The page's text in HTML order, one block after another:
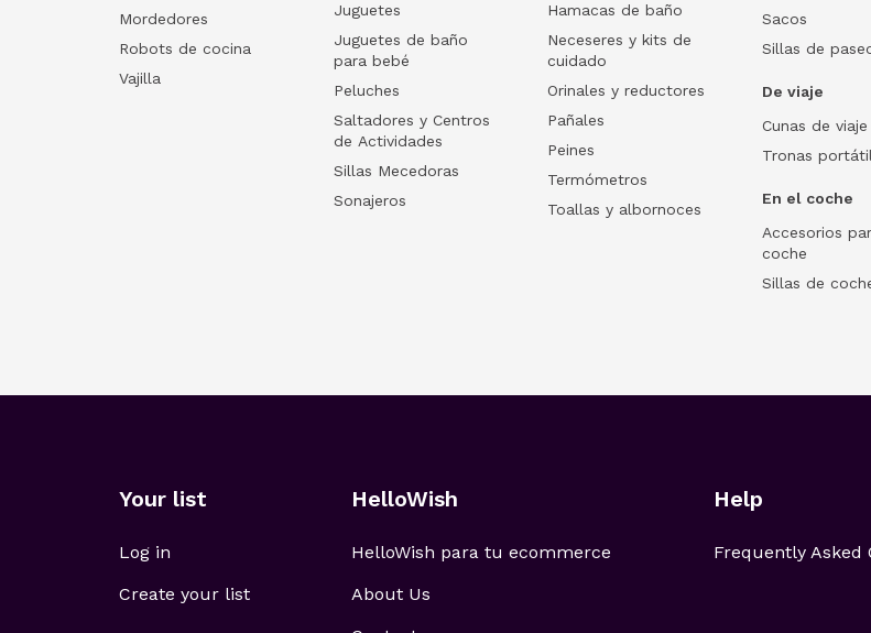
Mordedores
Robots de cocina
Vajilla
Juguetes
Juguetes de baño
para bebé
Peluches
Saltadores y Centros
de Actividades
Sillas Mecedoras
Sonajeros
Hamacas de baño
Neceseres y kits de
cuidado
Orinales y reductores
Pañales
Peines
Termómetros
Toallas y albornoces
Sacos
Sillas de
De viaje
Cunas de viaje
Tronas
En el coche
Accesorios
coche
Sillas de
Your list
Log in
Create your list
HelloWish
HelloWish para tu ecommerce
About Us
Help
Frequently Asked